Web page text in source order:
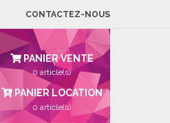
CONTACTEZ-NOUS
PANIER VENTE
0 article(s)
PANIER LOCATION
0 article(s)